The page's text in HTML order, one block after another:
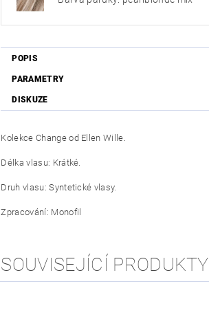
POPIS
PARAMETRY
DISKUZE
Kolekce Change od Ellen Wille.
Délka vlasu: Krátké.
Druh vlasu: Syntetické vlasy.
Zpracování: Monofil
SOUVISEJÍCÍ PRODUKTY